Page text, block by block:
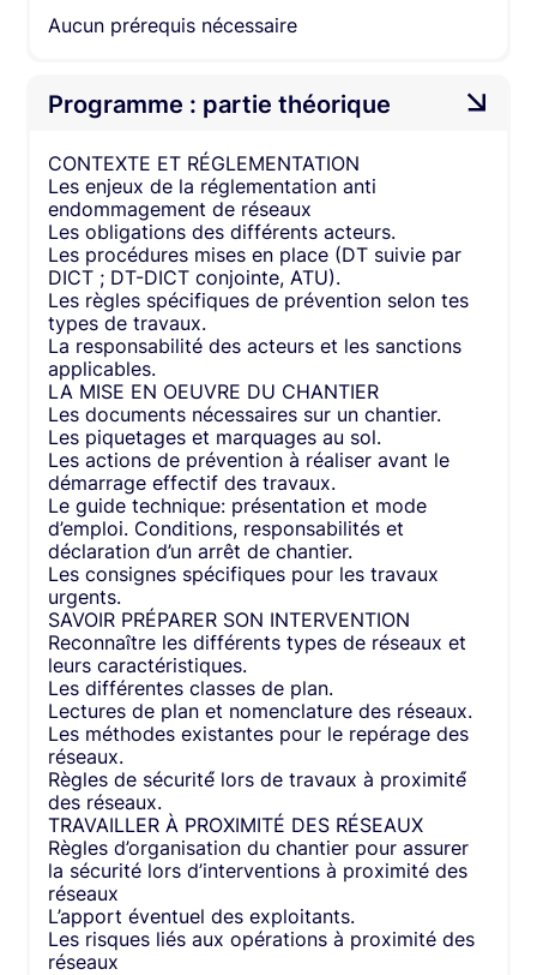
Aucun prérequis nécessaire
Programme : partie théorique
CONTEXTE ET RÉGLEMENTATION
Les enjeux de la réglementation anti
endommagement de réseaux
Les obligations des différents acteurs.
Les procédures mises en place (DT suivie par
DICT ; DT-DICT conjointe, ATU).
Les règles spécifiques de prévention selon tes
types de travaux.
La responsabilité des acteurs et les sanctions
applicables.
LA MISE EN OEUVRE DU CHANTIER
Les documents nécessaires sur un chantier.
Les piquetages et marquages au sol.
Les actions de prévention à réaliser avant le
démarrage effectif des travaux.
Le guide technique: présentation et mode
d’emploi. Conditions, responsabilités et
déclaration d’un arrêt de chantier.
Les consignes spécifiques pour les travaux
urgents.
SAVOIR PRÉPARER SON INTERVENTION
Reconnaître les différents types de réseaux et
leurs caractéristiques.
Les différentes classes de plan.
Lectures de plan et nomenclature des réseaux.
Les méthodes existantes pour le repérage des
réseaux.
Règles de sécurité́ lors de travaux à proximité́
des réseaux.
TRAVAILLER À PROXIMITÉ DES RÉSEAUX
Règles d’organisation du chantier pour assurer
la sécurité lors d’interventions à proximité des
réseaux
L’apport éventuel des exploitants.
Les risques liés aux opérations à proximité des
réseaux